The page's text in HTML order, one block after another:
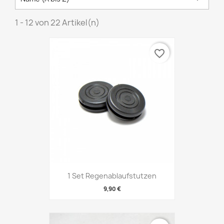
1 - 12 von 22 Artikel(n)
1 Set Regenablaufstutzen
9,90 €
favorite_border